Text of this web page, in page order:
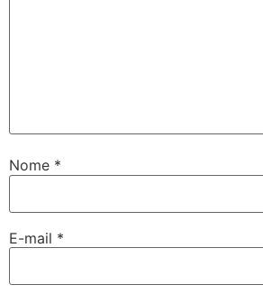
Nome *
E-mail *